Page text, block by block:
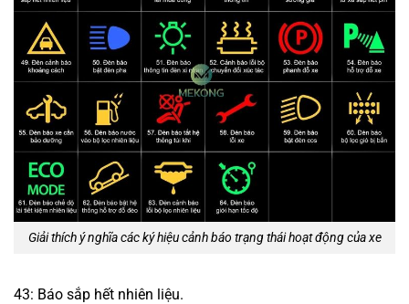
Giải thích ý nghĩa các ký hiệu cảnh báo trạng thái hoạt động của xe
43: Báo sắp hết nhiên liệu.